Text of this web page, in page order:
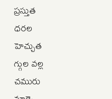
ప్రస్తుత
ధరల
హెచ్చుత
గ్గుల వల్ల
చమురు